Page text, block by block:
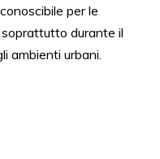
per le
durante il
ambienti urbani.